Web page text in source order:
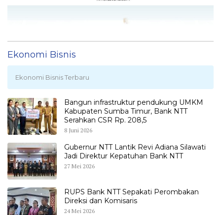
Ekonomi Bisnis
Ekonomi Bisnis Terbaru
Bangun infrastruktur pendukung UMKM
Kabupaten Sumba Timur, Bank NTT
Serahkan CSR Rp. 208,5
8 Juni 2026
Gubernur NTT Lantik Revi Adiana Silawati
Jadi Direktur Kepatuhan Bank NTT
27 Mei 2026
RUPS Bank NTT Sepakati Perombakan
Direksi dan Komisaris
24 Mei 2026